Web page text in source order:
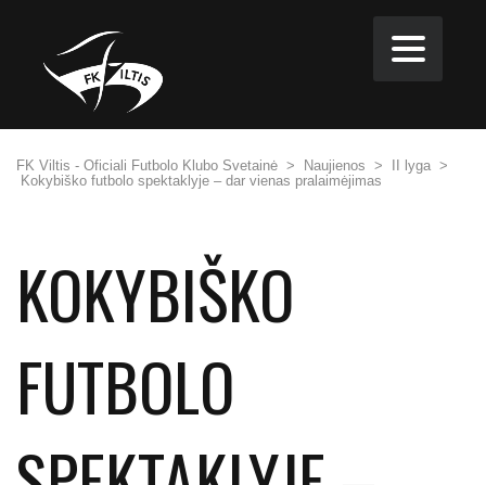
FK Viltis - Oficiali Futbolo Klubo Svetainė > Naujienos > II lyga >
Kokybiško futbolo spektaklyje – dar vienas pralaimėjimas
KOKYBIŠKO
FUTBOLO